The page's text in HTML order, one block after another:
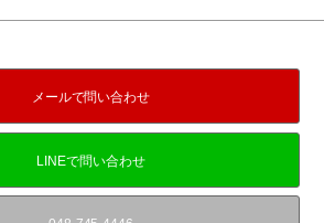
メールで問い合わせ